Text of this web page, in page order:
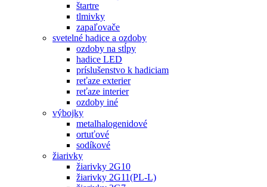
štartre
tlmivky
zapaľovače
svetelné hadice a ozdoby
ozdoby na stĺpy
hadice LED
príslušenstvo k hadiciam
reťaze exterier
reťaze interier
ozdoby iné
výbojky
metalhalogenidové
ortuťové
sodíkové
žiarivky
žiarivky 2G10
žiarivky 2G11(PL-L)